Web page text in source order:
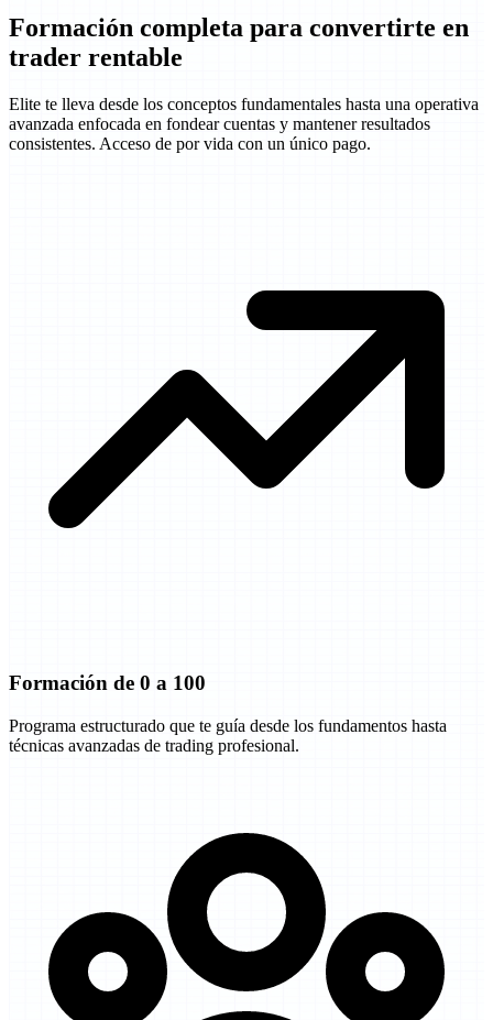
Formación completa para convertirte en
trader rentable
Elite te lleva desde los conceptos fundamentales hasta una operativa
avanzada enfocada en fondear cuentas y mantener resultados
consistentes. Acceso de por vida con un único pago.
Formación de 0 a 100
Programa estructurado que te guía desde los fundamentos hasta
técnicas avanzadas de trading profesional.